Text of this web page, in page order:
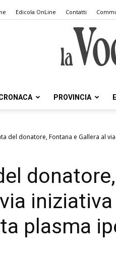
Edicola OnLine Contatti
PROVINCIA
del donatore, Fontana e Gallera al
plasma